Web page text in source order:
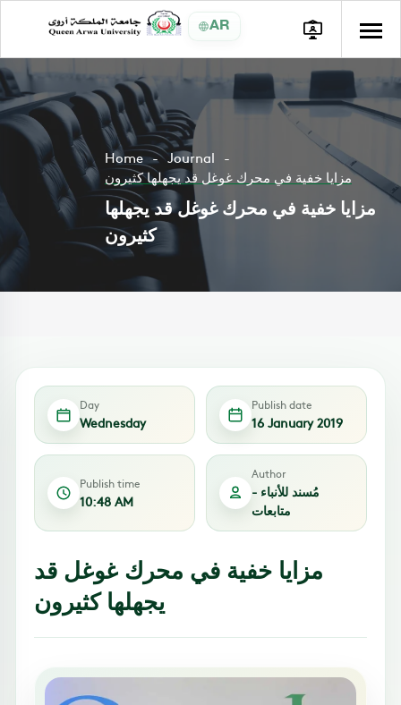
AR
Home
Journal
مزايا خفية في محرك غوغل قد يجهلها كثيرون
مزايا خفية في محرك غوغل قد يجهلها
كثيرون
Day
Wednesday
Publish date
16 January 2019
Publish time
10:48 AM
Author
مُسند للأنباء -
متابعات
مزايا خفية في محرك غوغل قد
يجهلها كثيرون